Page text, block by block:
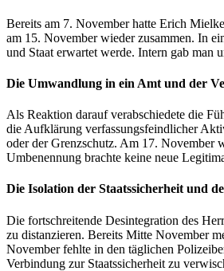
Bereits am 7. November hatte Erich
am 15. November wieder zusammen. In
und Staat erwartet werde. Intern gab man
Die Umwandlung in ein Amt und der
Als Reaktion darauf verabschiedete die
die Aufklärung verfassungsfeindlicher
oder der Grenzschutz. Am 17. November
Umbenennung brachte keine neue
Die Isolation der Staatssicherheit und
Die fortschreitende Desintegration des
zu distanzieren. Bereits Mitte November
November fehlte in den täglichen
Verbindung zur Staatssicherheit zu